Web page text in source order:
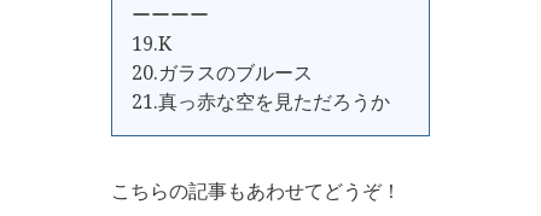
ーーーー
19.K
20.ガラスのブルース
21.真っ赤な空を見ただろうか
こちらの記事もあわせてどうぞ！